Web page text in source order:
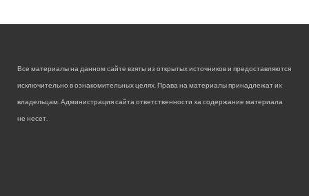
Все материалы на данном сайте взяты из открытых источников и предоставляются
исключительно в ознакомительных целях. Права на материалы принадлежат их
владельцам. Администрация сайта ответственности за содержание материала
не несет.